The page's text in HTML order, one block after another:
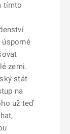
tímto
úsporné
zemi.
stát
na
už teď